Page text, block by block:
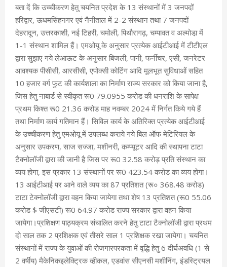
बता दें कि उच्चीकरण हेतु चयनित प्रदेश के 13 संस्थानों में 3 जनपदों
हरिद्वार, ऊधमसिंहनगर एवं नैनीताल में 2-2 संस्थान तथा 7 जनपदों
देहरादून, उत्तरकाशी, नई टिहरी, चमोली, पिथौरागढ़, चम्पावत व अल्मोडा़ में
1-1 संस्थान शामिल हैं। एमओयू के अनुसार प्रत्येक आईटीआई में टीटीएल
द्वारा सुझाए गये लेआऊट के अनुसार बिजली, पानी, फर्नीचर, एसी, जनरेटर
आवश्यक पीसीसी, आरसीसी, एपोक्सी कोटिंग आदि मूलभूत सुविधाओं सहित
10 हजार वर्ग फुट की कार्यशाला का निर्माण राज्य सरकार को किया जाना है,
जिस हेतु नाबार्ड से स्वीकृत रू0 79.0955 करोड की धनराशि के सापेक्ष
प्रथम किश्त रू0 21.36 करोड माह नवम्बर 2024 में निर्गत किये गये हैं
तथा निर्माण कार्य गतिमान हैं। सिविल कार्य के अतिरिक्त प्रत्येक आईटीआई
के उच्चीकरण हेतु एमओयू में उपलब्ध कराये गये बिल ऑफ मेटिरियल के
अनुसार उपकरण, साज सज्जा, मशीनरी, कम्प्यूटर आदि की स्थापना टाटा
टैक्नोलॉजी द्वारा की जानी है जिस पर रू0 32.58 करोड़ प्रति संस्थान का
व्यय होगा, इस प्रकार 13 संस्थानों पर रू0 423.54 करोड का व्यय होगा।
13 आईटीआई पर आने वाले व्यय का 87 प्रतिशत (रू० 368.48 करोड)
टाटा टेक्नोलॉजी द्वारा वहन किया जायेगा तथा शेष 13 प्रतिशत (रू0 55.06
करोड $ जीएसटी) रू0 64.97 करोड राज्य सरकार द्वारा वहन किया
जायेगा।प्रशिक्षण पाठ्यक्रम संचालित करने हेतु टाटा टैक्नोलॉजी द्वारा प्रथम
दो साल तक 2 प्रशिक्षक एवं तीसरे साल 1 प्रशिक्षक रखा जायेगा। चयनित
संस्थानों में राज्य के युवाओं की रोजगारपरकता में वृद्धि हेतु 6 दीर्घअवधि (1 से
2 वर्षीय) मैकेनिकइलेक्ट्रिक व्हीकल, एडवांस सीएनसी मशीनिंग, इंडस्ट्रियल